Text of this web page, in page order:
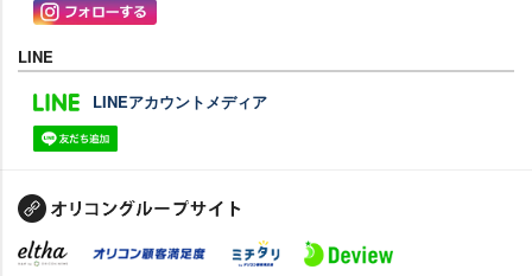
LINE
LINEアカウントメディア